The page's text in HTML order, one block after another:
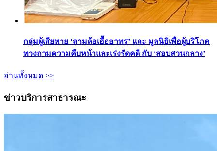
กลุ่มผู้เสียหาย ‘สามล้อเอื้ออาทร’ และ มูลนิธิเพื่อผู้บริโภค
ทวงถามความคืบหน้าและเร่งรัดคดี กับ ‘สอบสวนกลาง’
อ่านทั้งหมด >>
ข่าวบริการสาธารณะ